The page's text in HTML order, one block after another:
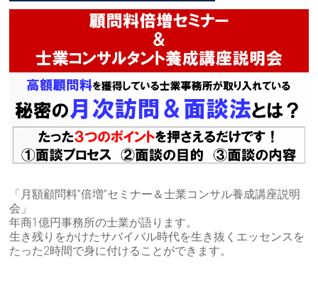
「月額顧問料”倍増”セミナー＆士業コンサル養成講座説明
会」
年商1億円事務所の士業が語ります。
生き残りをかけたサバイバル時代を生き抜くエッセンスを
たった2時間で身に付けることができます。